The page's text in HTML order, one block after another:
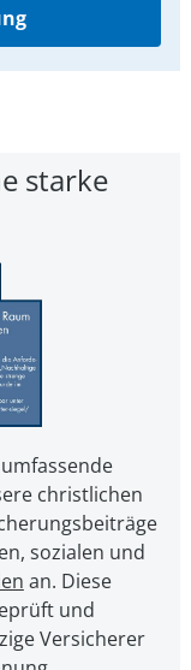
starke
christ­li­chen
sozialen und
an. Diese
und
Versicherer